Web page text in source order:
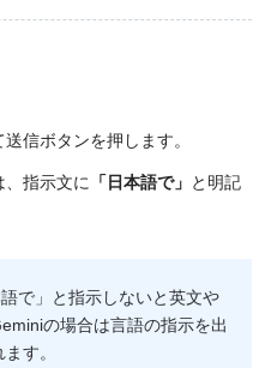
信ボタンを押します。
指示文に 「日本語で」 と明記
で」と指示しないと英文や
の場合は言語の指示を出
す。